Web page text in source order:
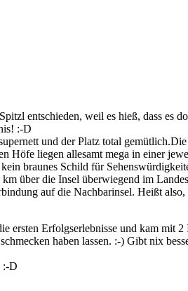
entschieden, weil es hieß, dass es
:-D
und der Platz total gemütlich.Die
Höfe liegen allesamt mega in einer
braunes Schild für
über die Insel überwiegend im
auf die Nachbarinsel. Heißt also,
ersten Erfolgserlebnisse und kam mit 2
haben lassen. :-) Gibt nix
:-D